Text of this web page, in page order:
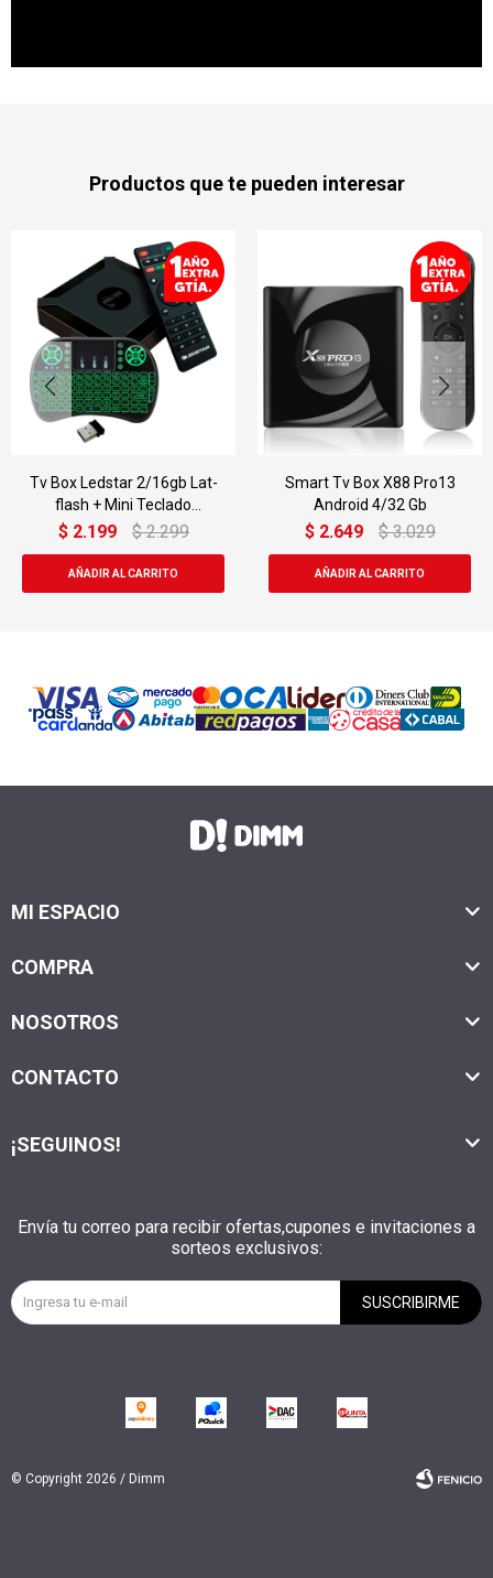
Productos que te pueden interesar
Tv Box Ledstar 2/16gb Lat-
flash + Mini Teclado
Inalámbrico
$ 2.199 $ 2.299
Smart Tv Box X88 Pro13
Android 4/32 Gb
$ 2.649 $ 3.029
MI ESPACIO
COMPRA
NOSOTROS
CONTACTO
Envía tu correo para recibir ofertas,cupones e invitaciones a
sorteos exclusivos:
SUSCRIBIRME
¡SEGUINOS!
© Copyright 2026 / Dimm